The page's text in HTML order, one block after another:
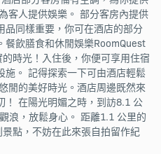
客人提供娛樂。 部分客房內提供
品同樣重要，你可在酒店的部分
飲膳食和休閒娛樂RoomQuest
時光！入住後，你便可享用住宿
。 記得探索一下可由酒店輕鬆
閒的美好時光。酒店周邊既然來
！ 在陽光明媚之時，到訪8.1 公
浪，放鬆身心。 距離1.1 公里的
點，不妨在此來張自拍留作紀